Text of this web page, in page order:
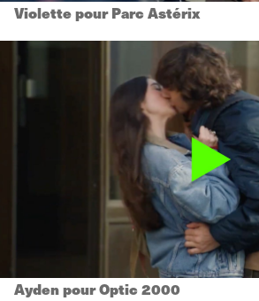
Violette pour Parc Astérix
Ayden pour Optic 2000